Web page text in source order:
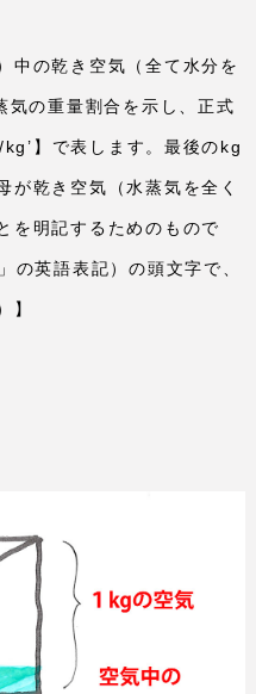
中の乾き空気（全て水分を
気の重量割合を示し、正式
kg ’】で表します。最後のkg
が乾き空気（水蒸気を全く
を明記するためのもので
の英語表記）の頭文字で、
】